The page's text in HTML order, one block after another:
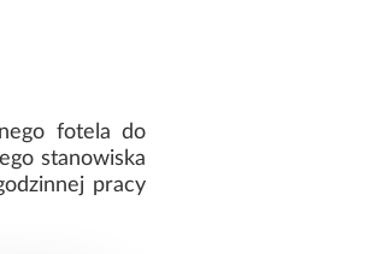
fotela do
stanowiska
pracy